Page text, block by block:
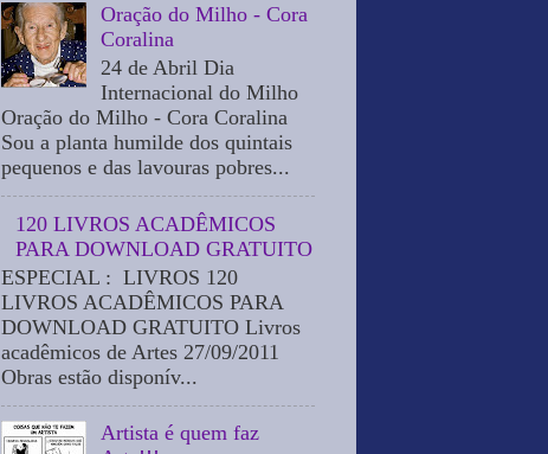
Oração do Milho - Cora
Coralina
24 de Abril Dia
Internacional do Milho
Oração do Milho - Cora Coralina
Sou a planta humilde dos quintais
pequenos e das lavouras pobres...
120 LIVROS ACADÊMICOS
PARA DOWNLOAD GRATUITO
ESPECIAL : LIVROS 120
LIVROS ACADÊMICOS PARA
DOWNLOAD GRATUITO Livros
acadêmicos de Artes 27/09/2011
Obras estão disponív...
Artista é quem faz